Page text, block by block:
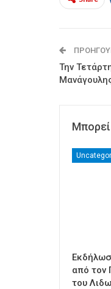
Την
από τον
του